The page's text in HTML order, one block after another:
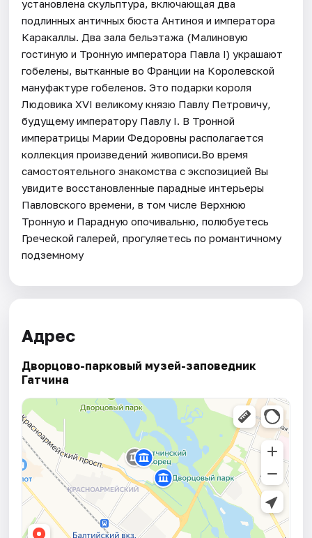
установлена скульптура, включающая два
подлинных античных бюста Антиноя и императора
Каракаллы. Два зала бельэтажа (Малиновую
гостиную и Тронную императора Павла I) украшают
гобелены, вытканные во Франции на Королевской
мануфактуре гобеленов. Это подарки короля
Людовика XVI великому князю Павлу Петровичу,
будущему императору Павлу I. В Тронной
императрицы Марии Федоровны располагается
коллекция произведений живописи.Во время
самостоятельного знакомства с экспозицией Вы
увидите восстановленные парадные интерьеры
Павловского времени, в том числе Верхнюю
Тронную и Парадную опочивальню, полюбуетесь
Греческой галерей, прогуляетесь по романтичному
подземному
Адрес
Дворцово-парковый музей-заповедник
Гатчина